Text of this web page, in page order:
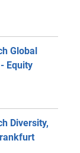
Global
Equity
Diversity,